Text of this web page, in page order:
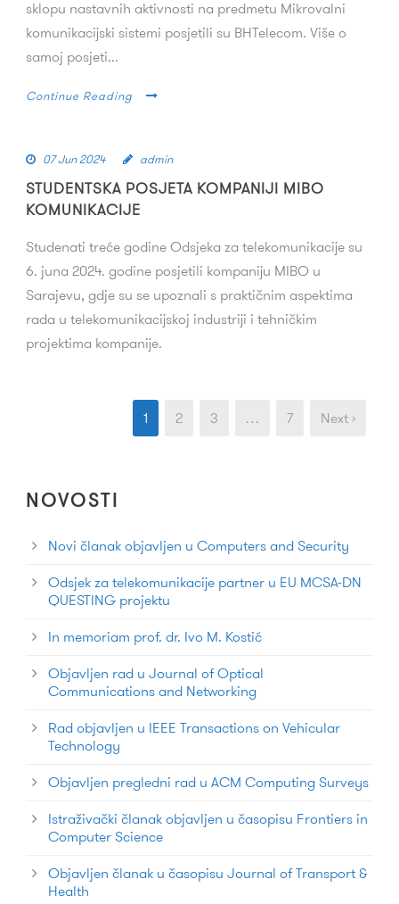
sklopu nastavnih aktivnosti na predmetu Mikrovalni
komunikacijski sistemi posjetili su BHTelecom. Više o
samoj posjeti...
Continue Reading
07 Jun 2024 admin
STUDENTSKA POSJETA KOMPANIJI MIBO
KOMUNIKACIJE
Studenati treće godine Odsjeka za telekomunikacije su
6. juna 2024. godine posjetili kompaniju MIBO u
Sarajevu, gdje su se upoznali s praktičnim aspektima
rada u telekomunikacijskoj industriji i tehničkim
projektima kompanije.
1 2 3 … 7 Next ›
NOVOSTI
Novi članak objavljen u Computers and Security
Odsjek za telekomunikacije partner u EU MCSA-DN
QUESTING projektu
In memoriam prof. dr. Ivo M. Kostić
Objavljen rad u Journal of Optical
Communications and Networking
Rad objavljen u IEEE Transactions on Vehicular
Technology
Objavljen pregledni rad u ACM Computing Surveys
Istraživački članak objavljen u časopisu Frontiers in
Computer Science
Objavljen članak u časopisu Journal of Transport &
Health